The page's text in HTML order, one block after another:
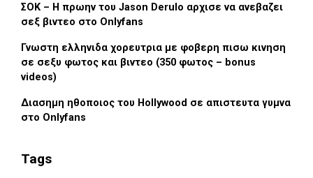
ΣΟΚ – Η πρωην του Jason Derulo αρχισε να ανεβαζει
σεξ βιντεο στο Onlyfans
Γνωστη ελληνιδα χορευτρια με φοβερη πισω κινηση
σε σεξυ φωτος και βιντεο (350 φωτος – bonus
videos)
Διασημη ηθοποιος του Hollywood σε απιστευτα γυμνα
στο Onlyfans
Tags